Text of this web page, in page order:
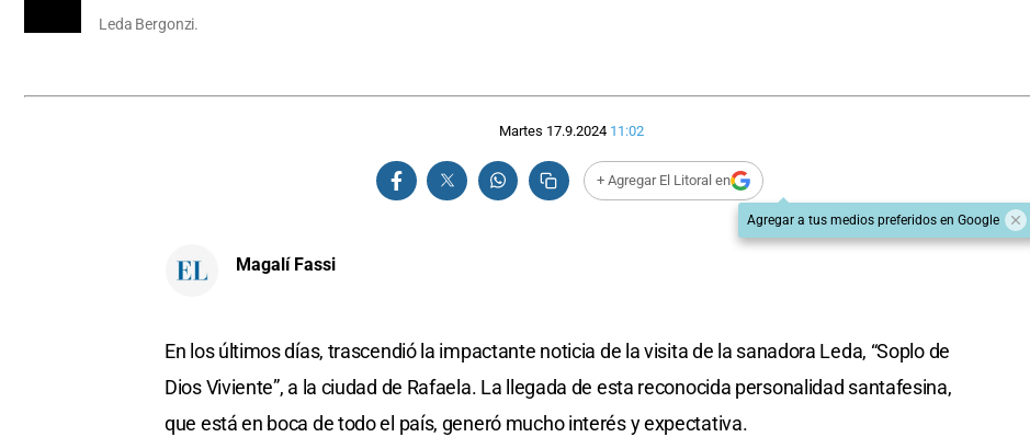
Leda Bergonzi.
Martes 17.9.2024 11:02
+ Agregar El Litoral en
Agregar a tus medios preferidos en Google
Magalí Fassi
En los últimos días, trascendió la impactante noticia de la visita de la sanadora Leda, “Soplo de
Dios Viviente”, a la ciudad de Rafaela. La llegada de esta reconocida personalidad santafesina,
que está en boca de todo el país, generó mucho interés y expectativa.